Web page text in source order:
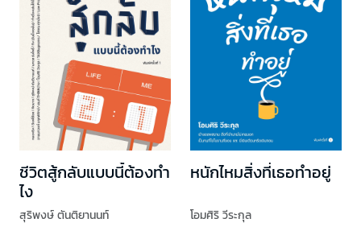
ชีวิตสู้กลับแบบนี้ต้องทำ
ไง
สุริพงษ์ ตันติยานนท์
หนักไหมสิ่งที่เธอทำอยู่
โอมศิริ วีระกุล